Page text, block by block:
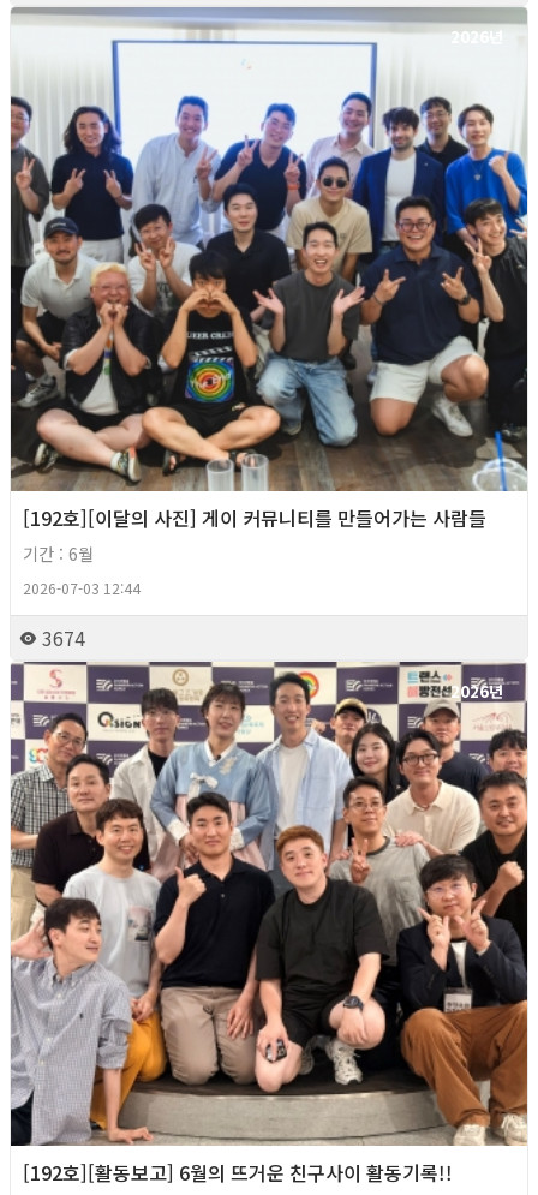
2026년
[192호][이달의 사진] 게이 커뮤니티를 만들어가는 사람들
기간 : 6월
2026-07-03 12:44
3674
2026년
[192호][활동보고] 6월의 뜨거운 친구사이 활동기록!!